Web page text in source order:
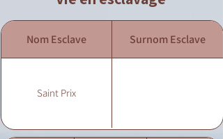
Nom Esclave Surnom Esclave
Saint Prix